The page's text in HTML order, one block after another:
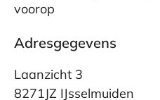
voorop
Adresgegevens
Laanzicht 3
8271JZ IJsselmuiden